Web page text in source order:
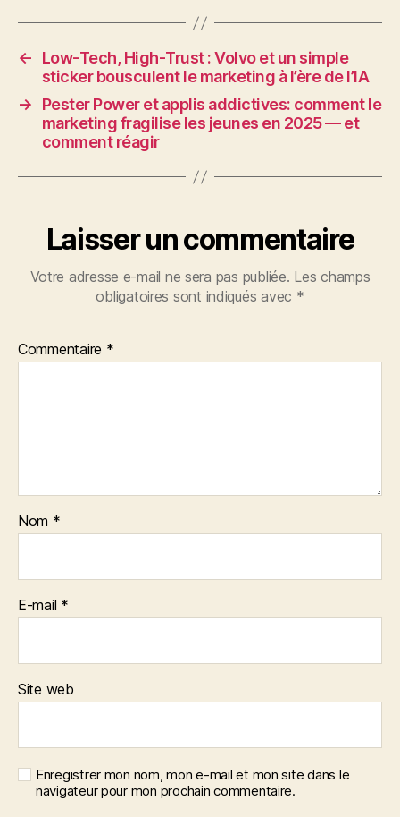
←
Low‑Tech, High‑Trust : Volvo et un simple
sticker bousculent le marketing à l’ère de l’IA
→
Pester Power et applis addictives: comment le
marketing fragilise les jeunes en 2025 — et
comment réagir
Laisser un commentaire
Votre adresse e-mail ne sera pas publiée. Les champs
obligatoires sont indiqués avec *
Commentaire *
Nom *
E-mail *
Site web
Enregistrer mon nom, mon e-mail et mon site dans le
navigateur pour mon prochain commentaire.